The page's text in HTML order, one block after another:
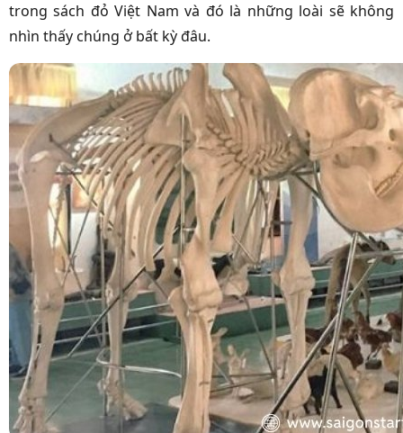
trong sách đỏ Việt Nam và đó là những loài sẽ không
nhìn thấy chúng ở bất kỳ đâu.